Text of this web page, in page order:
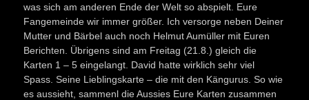
was sich am anderen Ende der Welt so abspielt. Eure
Fangemeinde wir immer größer. Ich versorge neben Deiner
Mutter und Bärbel auch noch Helmut Aumüller mit Euren
Berichten. Übrigens sind am Freitag (21.8.) gleich die
Karten 1 – 5 eingelangt. David hatte wirklich sehr viel
Spass. Seine Lieblingskarte – die mit den Kängurus. So wie
es aussieht, sammenl die Aussies Eure Karten zusammen